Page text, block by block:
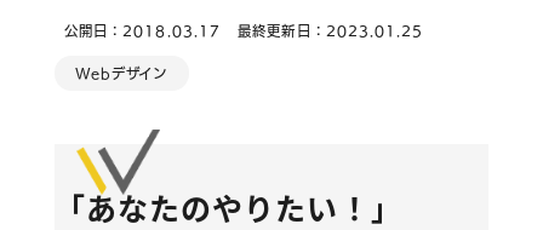
サービス
コンテンツ
ブログ
Webデザイン
公開日：2018.03.17 最終更新日：2023.01.25
「あなたのやりたい！」